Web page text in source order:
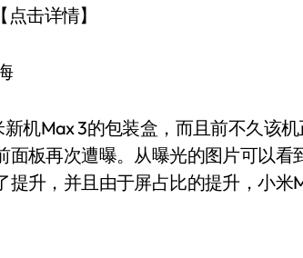
击详情】
机Max 3的包装盒，而且前不久该
板再次遭曝。从曝光的图片可以看
升，并且由于屏占比的提升，小米